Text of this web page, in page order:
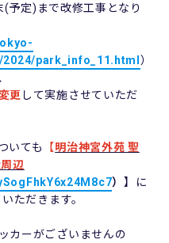
予定)まで改修工事となり
park_info_11.html ）
更 して実施させていただ
いても 【明治神宮外苑 聖
辺
） 】に
ただきます。
カーがございませんの